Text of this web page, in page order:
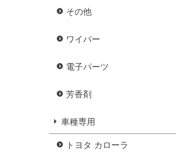
その他
ワイパー
電子パーツ
芳香剤
車種専用
トヨタ カローラ